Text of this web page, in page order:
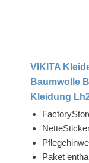
VIKITA
Baumwolle
Kleidung
Paket